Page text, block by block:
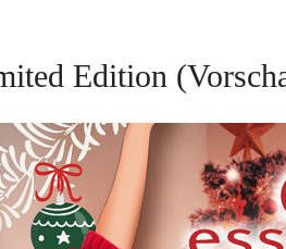
Edition